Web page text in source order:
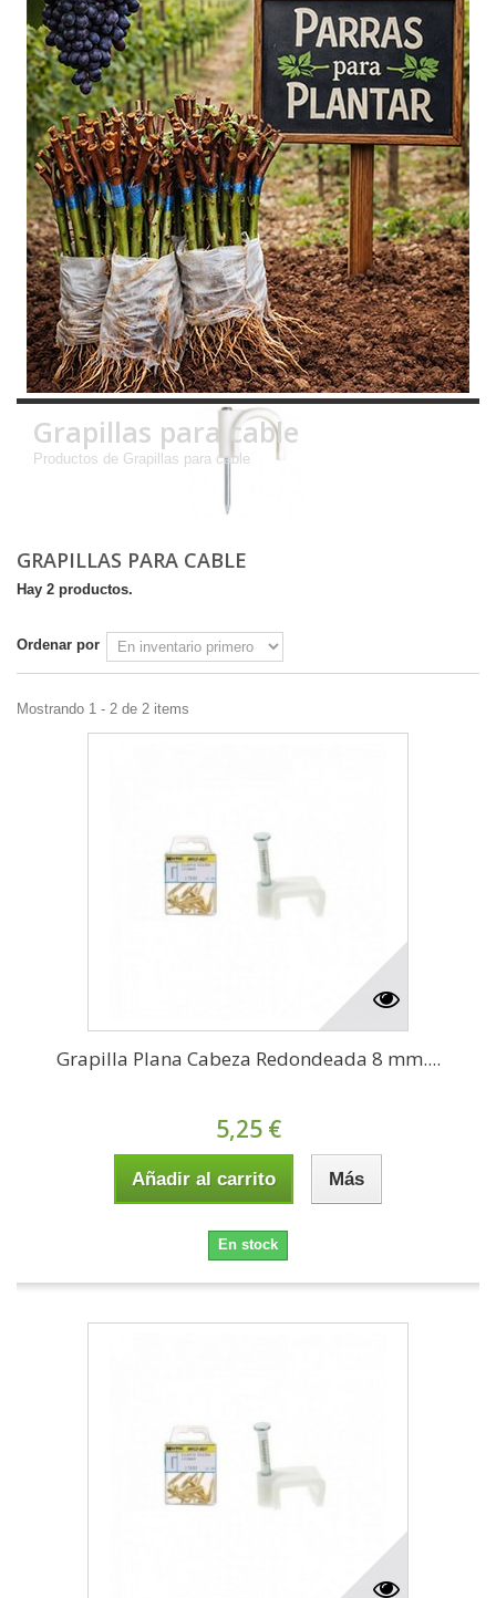
Grapillas para cable
Productos de Grapillas para cable
GRAPILLAS PARA CABLE
Hay 2 productos.
Ordenar por
Mostrando 1 - 2 de 2 items
Grapilla Plana Cabeza Redondeada 8 mm....
5,25 €
Añadir al carrito Más
En stock